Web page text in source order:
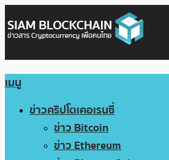
เมนู
ข่าวคริปโตเคอเรนซี่
ข่าว Bitcoin
ข่าว Ethereum